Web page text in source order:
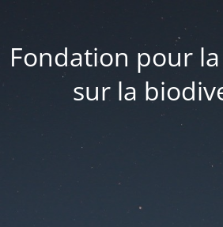
Fondation pour
sur la